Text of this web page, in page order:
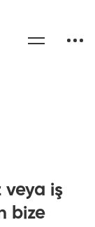
veya iş
bize